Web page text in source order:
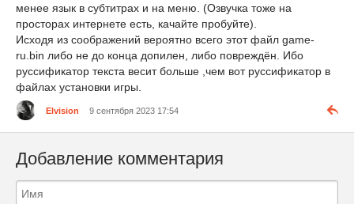
менее язык в субтитрах и на меню. (Озвучка тоже на
просторах интернете есть, качайте пробуйте).
Исходя из соображений вероятно всего этот файл game-
ru.bin либо не до конца допилен, либо повреждён. Ибо
руссификатор текста весит больше ,чем вот руссификатор в
файлах установки игры.
Elvision 9 сентября 2023 17:54
Добавление комментария